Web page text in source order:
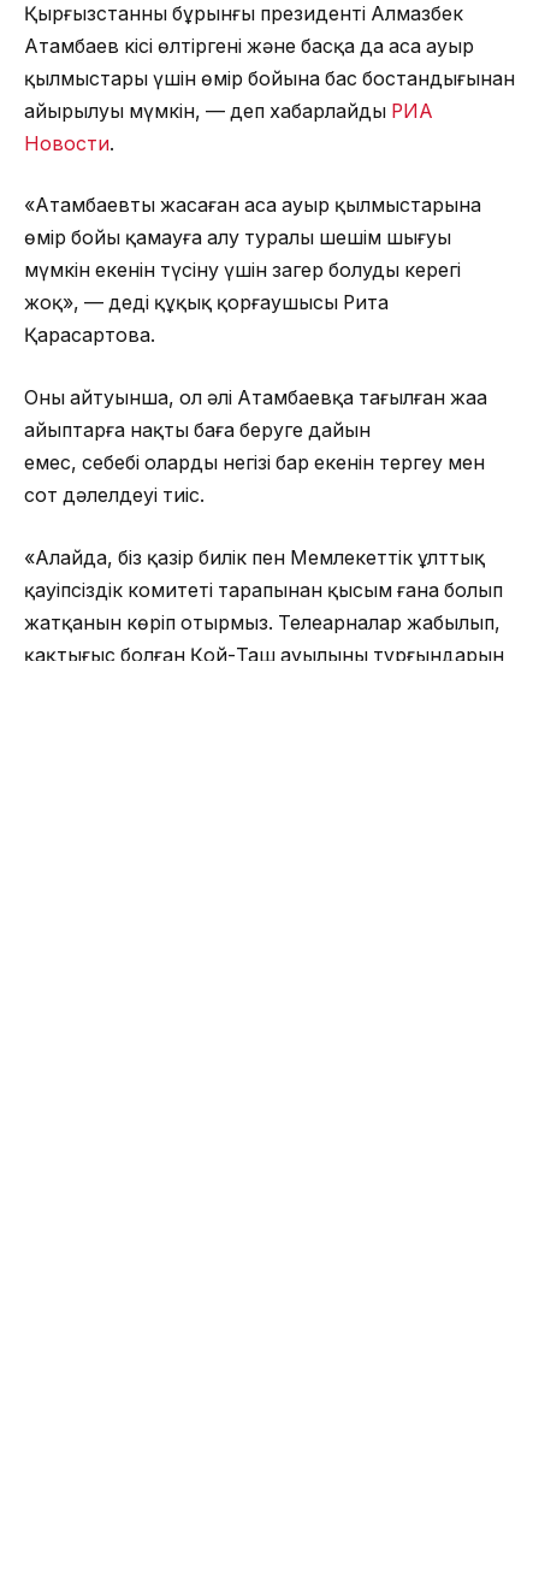
Қырғызстанның бұрынғы президенті Алмазбек
Атамбаев кісі өлтіргені және басқа да аса ауыр
қылмыстары үшін өмір бойына бас бостандығынан
айырылуы мүмкін, — деп хабарлайды РИА
Новости.
«Атамбаевтың жасаған аса ауыр қылмыстарына
өмір бойы қамауға алу туралы шешім шығуы
мүмкін екенін түсіну үшін заңгер болудың керегі
жоқ», — деді құқық қорғаушысы Рита
Қарасартова.
Оның айтуынша, ол әлі Атамбаевқа тағылған жаңа
айыптарға нақты баға беруге дайын
емес, себебі олардың негізі бар екенін тергеу мен
сот дәлелдеуі тиіс.
«Алайда, біз қазір билік пен Мемлекеттік ұлттық
қауіпсіздік комитеті тарапынан қысым ғана болып
жатқанын көріп отырмыз. Телеарналар жабылып,
қақтығыс болған Қой-Таш ауылының тұрғындарын